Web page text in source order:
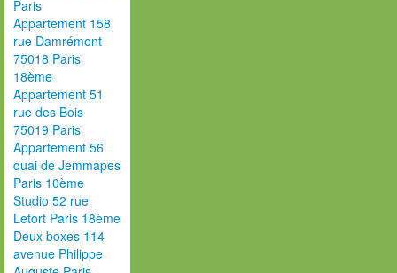
Paris
Appartement 158
rue Damrémont
75018 Paris
18ème
Appartement 51
rue des Bois
75019 Paris
Appartement 56
quai de Jemmapes
Paris 10ème
Studio 52 rue
Letort Paris 18ème
Deux boxes 114
avenue Philippe